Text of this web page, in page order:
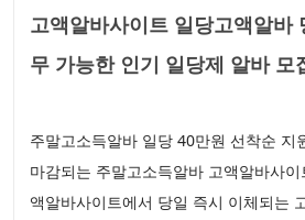
고액알바사이트 일당고액알바
무 가능한 인기 일당제 알바 모
주말고소득알바 일당 40만원 선착순 지
마감되는 주말고소득알바 고액알바사
액알바사이트에서 당일 즉시 이체되는